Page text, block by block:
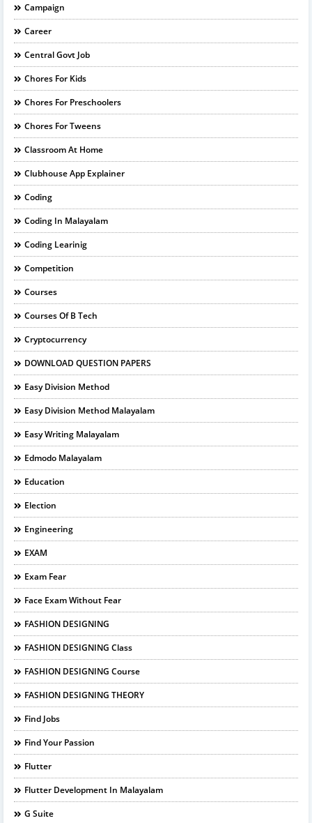
Campaign
Career
Central Govt Job
Chores For Kids
Chores For Preschoolers
Chores For Tweens
Classroom At Home
Clubhouse App Explainer
Coding
Coding In Malayalam
Coding Learinig
Competition
Courses
Courses Of B Tech
Cryptocurrency
DOWNLOAD QUESTION PAPERS
Easy Division Method
Easy Division Method Malayalam
Easy Writing Malayalam
Edmodo Malayalam
Education
Election
Engineering
EXAM
Exam Fear
Face Exam Without Fear
FASHION DESIGNING
FASHION DESIGNING Class
FASHION DESIGNING Course
FASHION DESIGNING THEORY
Find Jobs
Find Your Passion
Flutter
Flutter Development In Malayalam
G Suite